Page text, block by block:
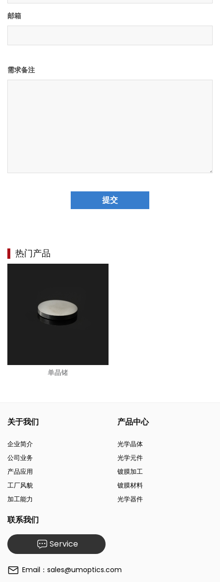
邮箱
需求备注
提交
热门产品
单晶锗
关于我们
企业简介
公司业务
产品应用
工厂风貌
加工能力
产品中心
光学晶体
光学元件
镀膜加工
镀膜材料
光学器件
联系我们
Service
Email：sales@umoptics.com